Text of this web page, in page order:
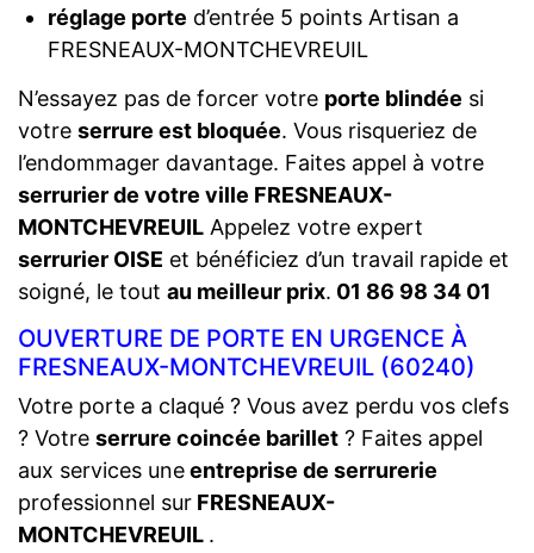
réglage porte d’entrée 5 points Artisan a
FRESNEAUX-MONTCHEVREUIL
N’essayez pas de forcer votre porte blindée si
votre serrure est bloquée. Vous risqueriez de
l’endommager davantage. Faites appel à votre
serrurier de votre ville FRESNEAUX-
MONTCHEVREUIL Appelez votre expert
serrurier OISE et bénéficiez d’un travail rapide et
soigné, le tout au meilleur prix. 01 86 98 34 01
OUVERTURE DE PORTE EN URGENCE À
FRESNEAUX-MONTCHEVREUIL (60240)
Votre porte a claqué ? Vous avez perdu vos clefs
? Votre serrure coincée barillet ? Faites appel
aux services uneentreprise de serrurerie
professionnel sur FRESNEAUX-
MONTCHEVREUIL .